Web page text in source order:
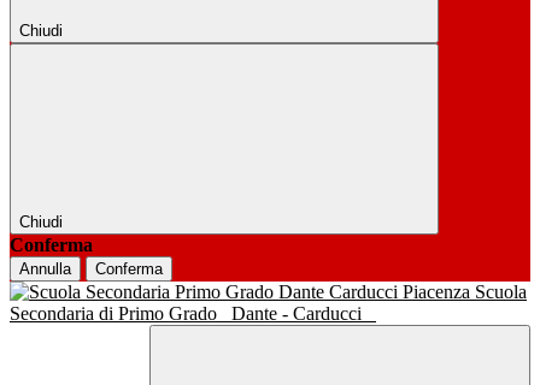
Chiudi
Chiudi
Conferma
Annulla Conferma
Scuola
Secondaria di Primo Grado
Dante - Carducci